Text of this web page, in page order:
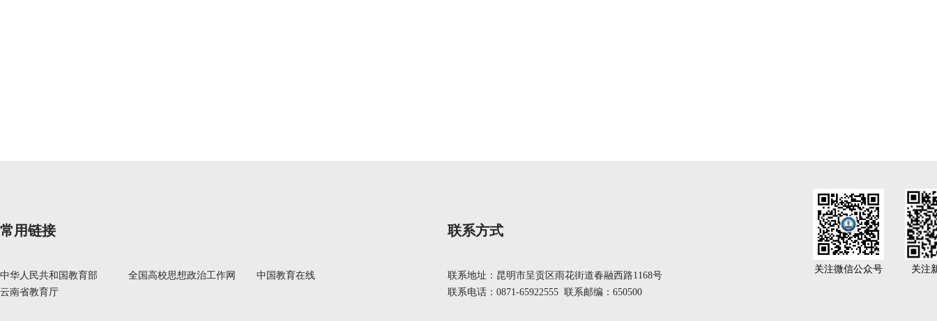
常用链接
中华人民共和国教育部 全国高校思想政治工作网
中国教育在线
云南省教育厅
联系方式
联系地址：昆明市呈贡区雨花街道春融西路1168号
联系电话：0871-65922555 联系邮编：650500
关注微信公众号 关注